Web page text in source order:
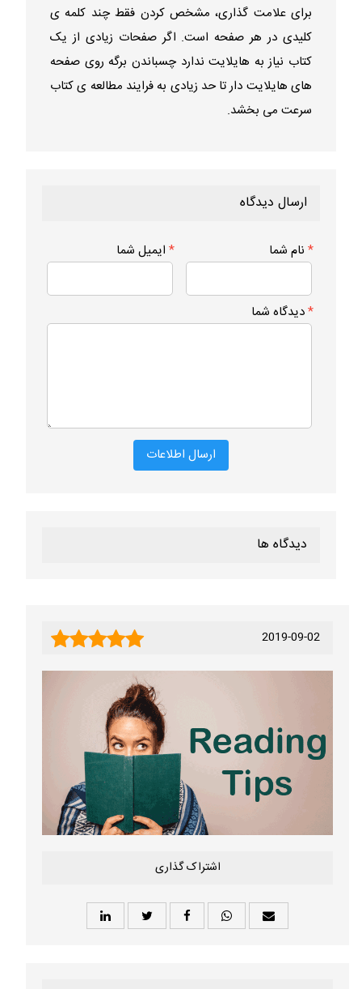
برای علامت گذاری، مشخص کردن فقط چند کلمه ی
کلیدی در هر صفحه است. اگر صفحات زیادی از یک
کتاب نیاز به هایلایت ندارد چسباندن برگه روی صفحه
های هایلایت دار تا حد زیادی به فرایند مطالعه ی کتاب
سرعت می بخشد.
ارسال دیدگاه
* نام شما *ایمیل شما
*دیدگاه شما
دیدگاه ها
2019-09-02
اشتراک گذاری